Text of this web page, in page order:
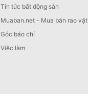
Tin tức bất động sản
Muaban.net - Mua bán rao vặt
Góc báo chí
Việc làm